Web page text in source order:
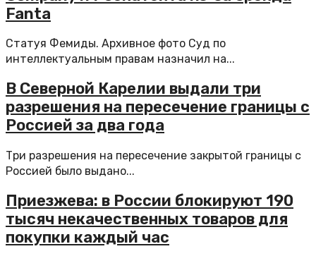
Fanta
Статуя Фемиды. Архивное фото Суд по
интеллектуальным правам назначил на...
В Северной Карелии выдали три
разрешения на пересечение границы с
Россией за два года
Три разрешения на пересечение закрытой границы с
Россией было выдано...
Приезжева: в России блокируют 190
тысяч некачественных товаров для
покупки каждый час